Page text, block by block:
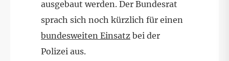
ausgebaut werden. Der Bundesrat
sprach sich noch kürzlich für einen
bundesweiten Einsatz bei der
Polizei aus.